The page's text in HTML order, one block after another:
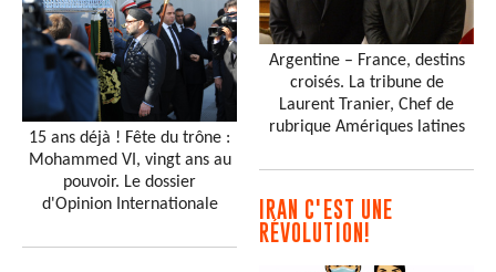
15 ans déjà ! Fête du trône :
Mohammed VI, vingt ans au
pouvoir. Le dossier
d'Opinion Internationale
Argentine – France, destins
croisés. La tribune de
Laurent Tranier, Chef de
rubrique Amériques latines
IRAN C'EST UNE
RÉVOLUTION!